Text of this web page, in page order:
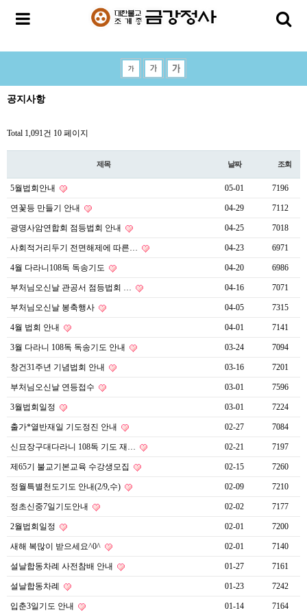
공지사항
Total 1,091건 10 페이지
제목 날짜 조회
5월법회안내 05-01 7196
연꽃등 만들기 안내 04-29 7112
광명사암연합회 점등법회 안내 04-25 7018
사회적거리두기 전면해제에 따른… 04-23 6971
4월 다라니108독 독송기도 04-20 6986
부처님오신날 관공서 점등법회 … 04-16 7071
부처님오신날 봉축행사 04-05 7315
4월 법회 안내 04-01 7141
3월 다라니 108독 독송기도 안내 03-24 7094
창건31주년 기념법회 안내 03-16 7201
부처님오신날 연등접수 03-01 7596
3월법회일정 03-01 7224
출가*열반재일 기도정진 안내 02-27 7084
신묘장구대다라니 108독 기도 재… 02-21 7197
제65기 불교기본교육 수강생모집 02-15 7260
정월특별천도기도 안내(2/9,수) 02-09 7210
정초신중7일기도안내 02-02 7177
2월법회일정 02-01 7200
새해 복많이 받으세요^0^ 02-01 7140
설날합동차례 사전참배 안내 01-27 7161
설날합동차례 01-23 7242
입춘3일기도 안내 01-14 7164